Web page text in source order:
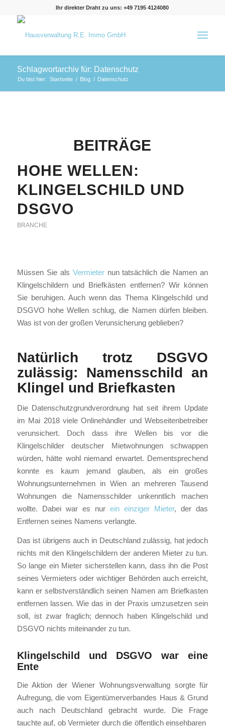
Ihr direkter Draht zu uns: +49 7195 4124080
Schlagwortarchiv für: Datenschutz
Du bist hier: Startseite / Blog / Datenschutz
BEITRÄGE
HOHE WELLEN:
KLINGELSCHILD UND
DSGVO
BRANCHE
Müssen Sie als Vermieternun tatsächlich die Namen an
Klingelschildern und Briefkästen entfernen? Wir können
Sie beruhigen. Auch wenn das Thema Klingelschild und
DSGVO hohe Wellen schlug, die Namen dürfen bleiben.
Was ist von der großen Verunsicherung geblieben?
Natürlich trotz DSGVO
zulässig: Namensschild an
Klingel und Briefkasten
Die Datenschutzgrundverordnung hat seit ihrem Update
im Mai 2018 viele Onlinehändler und Webseitenbetreiber
verunsichert. Doch dass ihre Wellen bis vor die
Klingelschilder deutscher Mietwohnungen schwappen
würden, hätte wohl niemand erwartet. Dementsprechend
konnte es kaum jemand glauben, als ein großes
Wohnungsunternehmen in Wien an mehreren Tausend
Wohnungen die Namensschilder unkenntlich machen
wollte. Dabei war es nurein einziger Mieter, der das
Entfernen seines Namens verlangte.
Das ist übrigens auch in Deutschland zulässig, hat jedoch
nichts mit den Klingelschildern der anderen Mieter zu tun.
So lange ein Mieter sicherstellen kann, dass ihn die Post
seines Vermieters oder wichtiger Behörden auch erreicht,
kann er selbstverständlich seinen Namen am Briefkasten
entfernen lassen. Wie das in der Praxis umzusetzen sein
soll, ist zwar fraglich; dennoch haben Klingelschild und
DSGVO nichts miteinander zu tun.
Klingelschild und DSGVO war eine
Ente
Die Aktion der Wiener Wohnungsverwaltung sorgte für
Aufregung, die vom Eigentümerverbandes Haus & Grund
auch nach Deutschland gebracht wurde. Die Frage
tauchte auf, ob Vermieter durch die öffentlich einsehbaren